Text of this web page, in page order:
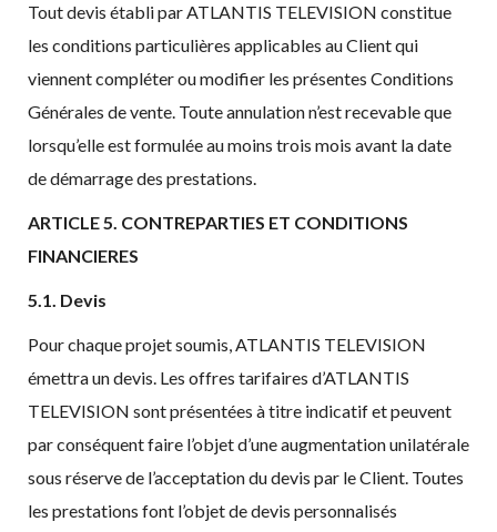
Tout devis établi par ATLANTIS TELEVISION constitue
les conditions particulières applicables au Client qui
viennent compléter ou modifier les présentes Conditions
Générales de vente. Toute annulation n’est recevable que
lorsqu’elle est formulée au moins trois mois avant la date
de démarrage des prestations.
ARTICLE 5. CONTREPARTIES ET CONDITIONS
FINANCIERES
5.1. Devis
Pour chaque projet soumis, ATLANTIS TELEVISION
émettra un devis. Les offres tarifaires d’ATLANTIS
TELEVISION sont présentées à titre indicatif et peuvent
par conséquent faire l’objet d’une augmentation unilatérale
sous réserve de l’acceptation du devis par le Client. Toutes
les prestations font l’objet de devis personnalisés